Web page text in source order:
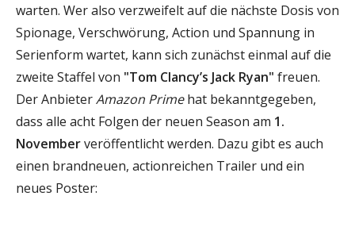
warten. Wer also verzweifelt auf die nächste Dosis von
Spionage, Verschwörung, Action und Spannung in
Serienform wartet, kann sich zunächst einmal auf die
zweite Staffel von "Tom Clancy’s Jack Ryan" freuen.
Der AnbieterAmazon Primehat bekanntgegeben,
dass alle acht Folgen der neuen Season am 1.
Novemberveröffentlicht werden. Dazu gibt es auch
einen brandneuen, actionreichen Trailer und ein
neues Poster: